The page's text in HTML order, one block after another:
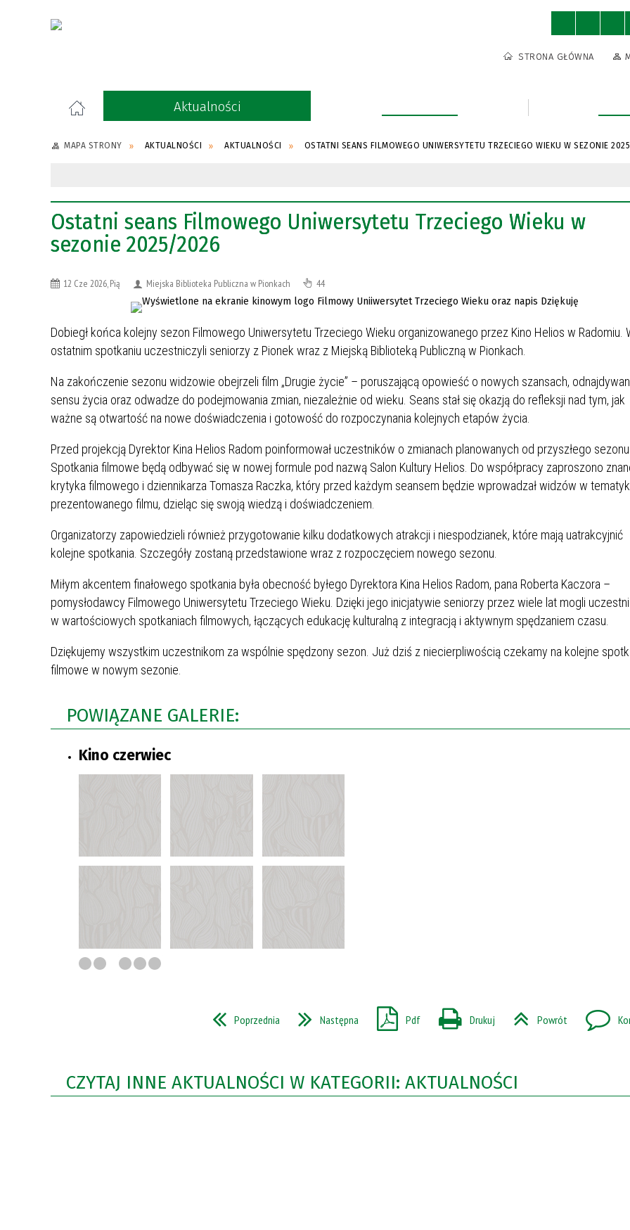
STRONA GŁÓWNA
Aktualności
MAPA STRONY AKTUALNOŚCI AKTUALNOŚCI OSTATNI SEANS FILMOWEGO UNIWERSYTETU TRZECIEGO WIEKU W SEZONIE
Ostatni seans Filmowego Uniwersytetu Trzeciego Wieku w
sezonie 2025/2026
12 Cze 2026, Pią Miejska Biblioteka Publiczna w Pionkach 44
Dobiegł końca kolejny sezon Filmowego Uniwersytetu Trzeciego Wieku organizowanego przez Kino Helios w Radomiu.
ostatnim spotkaniu uczestniczyli seniorzy z Pionek wraz z Miejską Biblioteką Publiczną w Pionkach.
Na zakończenie sezonu widzowie obejrzeli film „Drugie życie” – poruszającą opowieść o nowych szansach,
sensu życia oraz odwadze do podejmowania zmian, niezależnie od wieku. Seans stał się okazją do refleksji nad tym, jak
ważne są otwartość na nowe doświadczenia i gotowość do rozpoczynania kolejnych etapów życia.
Przed projekcją Dyrektor Kina Helios Radom poinformował uczestników o zmianach planowanych od przyszłego
Spotkania filmowe będą odbywać się w nowej formule pod nazwą Salon Kultury Helios. Do współpracy zaproszono
krytyka filmowego i dziennikarza Tomasza Raczka, który przed każdym seansem będzie wprowadzał widzów w
prezentowanego filmu, dzieląc się swoją wiedzą i doświadczeniem.
Organizatorzy zapowiedzieli również przygotowanie kilku dodatkowych atrakcji i niespodzianek, które mają uatrakcyjnić
kolejne spotkania. Szczegóły zostaną przedstawione wraz z rozpoczęciem nowego sezonu.
Miłym akcentem finałowego spotkania była obecność byłego Dyrektora Kina Helios Radom, pana Roberta Kaczora –
pomysłodawcy Filmowego Uniwersytetu Trzeciego Wieku. Dzięki jego inicjatywie seniorzy przez wiele lat mogli
w wartościowych spotkaniach filmowych, łączących edukację kulturalną z integracją i aktywnym spędzaniem czasu.
Dziękujemy wszystkim uczestnikom za wspólnie spędzony sezon. Już dziś z niecierpliwością czekamy na kolejne
filmowe w nowym sezonie.
POWIĄZANE GALERIE:
Kino czerwiec
Poprzednia Następna Pdf Drukuj Powrót
CZYTAJ INNE AKTUALNOŚCI W KATEGORII: AKTUALNOŚCI